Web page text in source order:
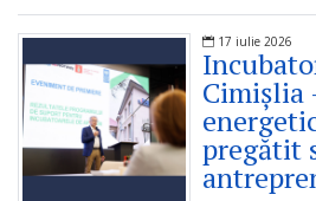
Serviciul
Audit
Declarații
de
17 iulie 2026
Cimișlia
pregătit